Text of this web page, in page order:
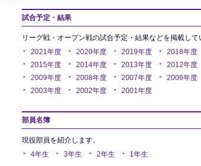
試合予定・結果
リーグ戦・オープン戦の試合予定・結果などを掲載して
2021年度
2020年度 2019年度 2018年度
2015年度
2014年度 2013年度 2012年度
2009年度
2008年度 2007年度 2006年度
2003年度
2002年度 2001年度
部員名簿
現役部員を紹介します。
4年生
3年生 2年生 1年生